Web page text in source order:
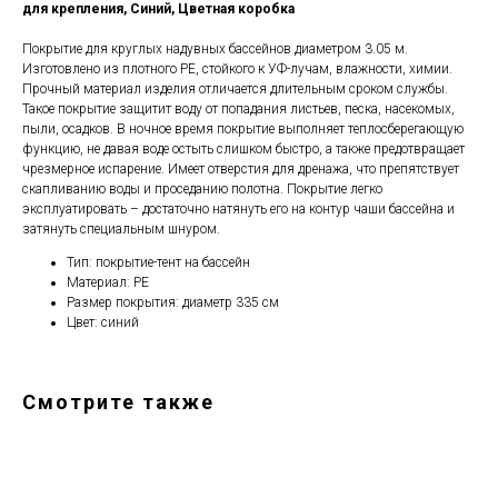
для крепления, Синий, Цветная коробка
Покрытие для круглых надувных бассейнов диаметром 3.05 м.
Изготовлено из плотного PE, стойкого к УФ-лучам, влажности, химии.
Прочный материал изделия отличается длительным сроком службы.
Такое покрытие защитит воду от попадания листьев, песка, насекомых,
пыли, осадков. В ночное время покрытие выполняет теплосберегающую
функцию, не давая воде остыть слишком быстро, а также предотвращает
чрезмерное испарение. Имеет отверстия для дренажа, что препятствует
скапливанию воды и проседанию полотна. Покрытие легко
эксплуатировать – достаточно натянуть его на контур чаши бассейна и
затянуть специальным шнуром.
Тип: покрытие-тент на бассейн
Материал: PE
Размер покрытия: диаметр 335 см
Цвет: синий
Смотрите также